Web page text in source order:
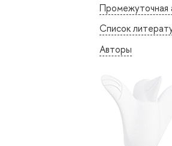
Промежуточная
Список
Авторы